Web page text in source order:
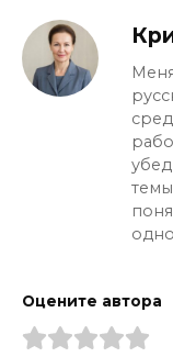
Оцените автора